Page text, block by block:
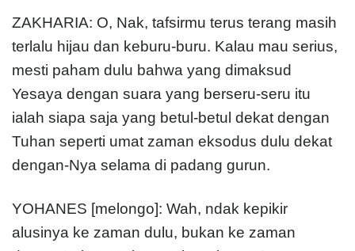
ZAKHARIA: O, Nak, tafsirmu terus terang masih
terlalu hijau dan keburu-buru. Kalau mau serius,
mesti paham dulu bahwa yang dimaksud
Yesaya dengan suara yang berseru-seru itu
ialah siapa saja yang betul-betul dekat dengan
Tuhan seperti umat zaman eksodus dulu dekat
dengan-Nya selama di padang gurun.
YOHANES [melongo]: Wah, ndak kepikir
alusinya ke zaman dulu, bukan ke zaman